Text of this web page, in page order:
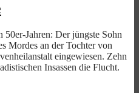
Jahren: Der jüngste Sohn
Mordes an der Tochter von
eingewiesen. Zehn
Insassen die Flucht.